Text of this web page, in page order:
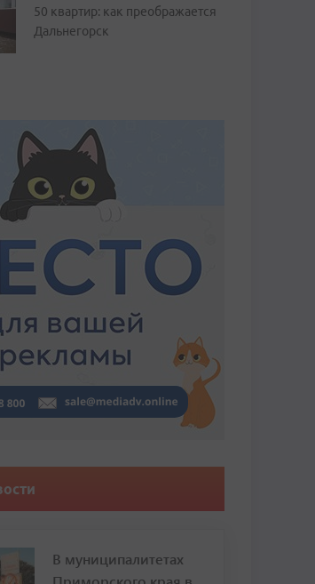
50 квартир: как преображается
Дальнегорск
В муниципалитетах